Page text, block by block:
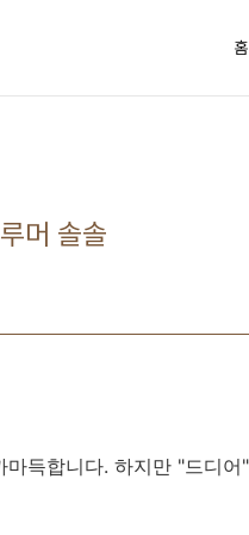
홈
머 솔솔
득합니다. 하지만 "드디어